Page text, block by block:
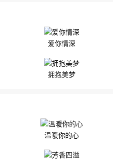
爱你情深
拥抱美梦
温暖你的心